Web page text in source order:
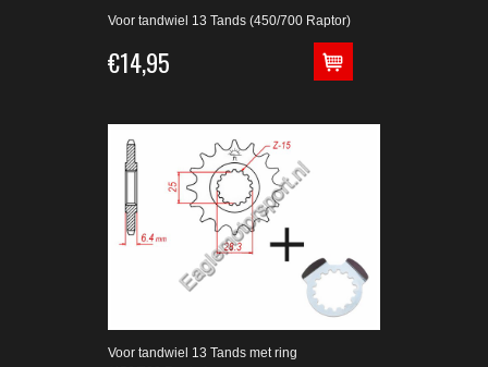
Voor tandwiel 13 Tands (450/700 Raptor)
€14,95
Voor tandwiel 13 Tands met ring